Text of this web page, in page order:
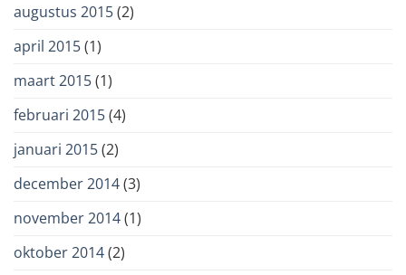
augustus 2015(2)
april 2015(1)
maart 2015(1)
februari 2015(4)
januari 2015(2)
december 2014(3)
november 2014(1)
oktober 2014(2)